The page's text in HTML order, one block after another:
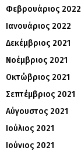
Φεβρουάριος 2022
Ιανουάριος 2022
Δεκέμβριος 2021
Νοέμβριος 2021
Οκτώβριος 2021
Σεπτέμβριος 2021
Αύγουστος 2021
Ιούλιος 2021
Ιούνιος 2021